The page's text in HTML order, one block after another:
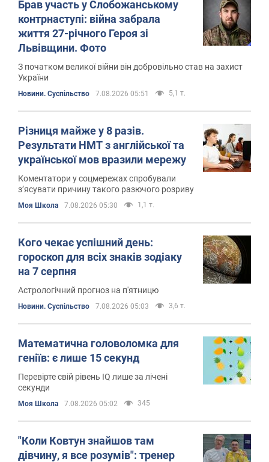
Брав участь у Слобожанському
контрнаступі: війна забрала
життя 27-річного Героя зі
Львівщини. Фото
З початком великої війни він добровільно став на захист
України
Новини. Суспільство 7.08.2026 05:51 5,1 т.
Різниця майже у 8 разів.
Результати НМТ з англійської та
української мов вразили мережу
Коментатори у соцмережах спробували
з’ясувати причину такого разючого розриву
Моя Школа 7.08.2026 05:30 1,1 т.
Кого чекає успішний день:
гороскоп для всіх знаків зодіаку
на 7 серпня
Астрологічний прогноз на п'ятницю
Новини. Суспільство 7.08.2026 05:03 3,6 т.
Математична головоломка для
геніїв: є лише 15 секунд
Перевірте свій рівень IQ лише за лічені
секунди
Моя Школа 7.08.2026 05:02 345
"Коли Ковтун знайшов там
дівчину, я все розумів": тренер